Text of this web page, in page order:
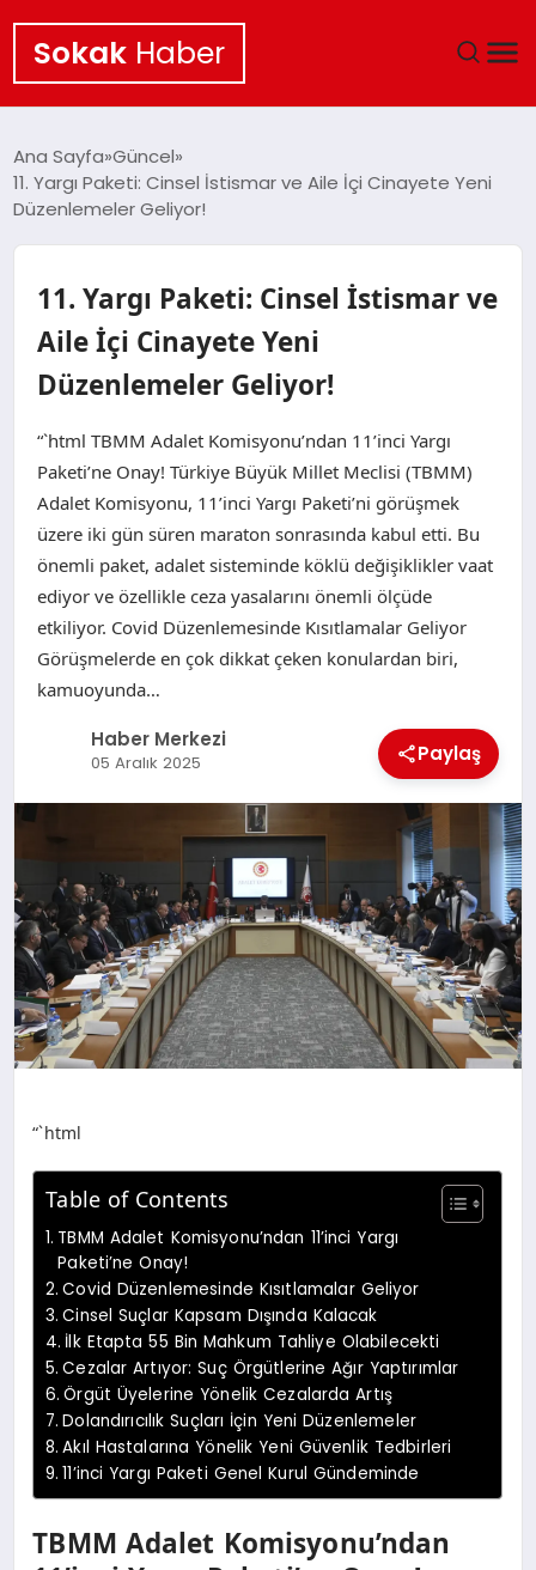
Sokak Haber
EKONOMI
GÜNCEL
KÜLTÜR SANAT
SAĞLIK
TEKNOLOJI
Ana Sayfa Güncel
11. Yargı Paketi: Cinsel İstismar ve Aile İçi Cinayete Yeni
Düzenlemeler Geliyor!
11. Yargı Paketi: Cinsel İstismar ve
Aile İçi Cinayete Yeni
Düzenlemeler Geliyor!
“`html TBMM Adalet Komisyonu’ndan 11’inci Yargı
Paketi’ne Onay! Türkiye Büyük Millet Meclisi (TBMM)
Adalet Komisyonu, 11’inci Yargı Paketi’ni görüşmek
üzere iki gün süren maraton sonrasında kabul etti. Bu
önemli paket, adalet sisteminde köklü değişiklikler vaat
ediyor ve özellikle ceza yasalarını önemli ölçüde
etkiliyor. Covid Düzenlemesinde Kısıtlamalar Geliyor
Görüşmelerde en çok dikkat çeken konulardan biri,
kamuoyunda…
Haber Merkezi
05 Aralık 2025 Paylaş
“`html
Table of Contents
TBMM Adalet Komisyonu’ndan 11’inci Yargı
Paketi’ne Onay!
Covid Düzenlemesinde Kısıtlamalar Geliyor
Cinsel Suçlar Kapsam Dışında Kalacak
İlk Etapta 55 Bin Mahkum Tahliye Olabilecekti
Cezalar Artıyor: Suç Örgütlerine Ağır Yaptırımlar
Örgüt Üyelerine Yönelik Cezalarda Artış
Dolandırıcılık Suçları İçin Yeni Düzenlemeler
Akıl Hastalarına Yönelik Yeni Güvenlik Tedbirleri
11’inci Yargı Paketi Genel Kurul Gündeminde
TBMM Adalet Komisyonu’ndan